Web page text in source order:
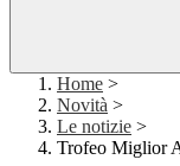
Home >
Novità >
Le notizie >
Trofeo Miglior